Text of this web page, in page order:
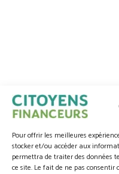
Pour offrir les meilleures
stocker et/ou accéder aux
permettra de traiter des données
ce site. Le fait de ne pas